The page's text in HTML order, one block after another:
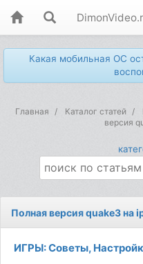
Какая мобильная ОС
Главная Каталог статей
версия
Полная версия quake3 на
ИГРЫ: Советы,